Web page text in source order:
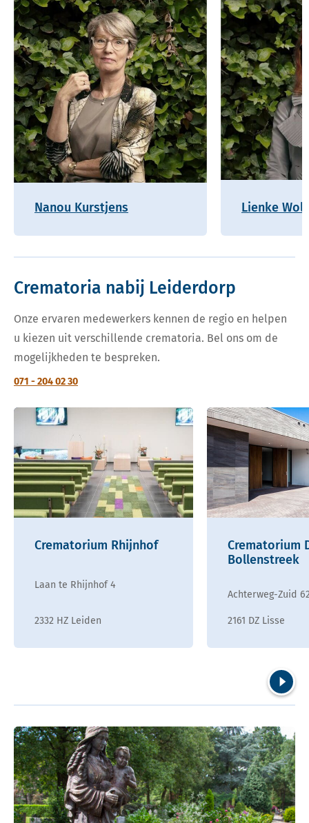
Nanou Kurstjens Lienke
Crematoria nabij Leiderdorp
Onze ervaren medewerkers kennen de regio en helpen
u kiezen uit verschillende crematoria. Bel ons om de
mogelijkheden te bespreken.
071 - 204 02 30
Crematorium Rhijnhof
Laan te Rhijnhof 4
2332 HZ Leiden
Crematorium
Bollenstreek
Achterweg-Zuid
2161 DZ Lisse